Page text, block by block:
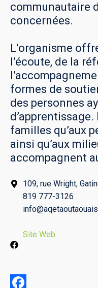
communautaire
concernées.
L’organisme
l’écoute, de la
formes de
des personnes
d’apprentissage.
familles qu’aux
ainsi qu’aux
accompagnent
109, rue Wright,
819 777-3126
Site Web